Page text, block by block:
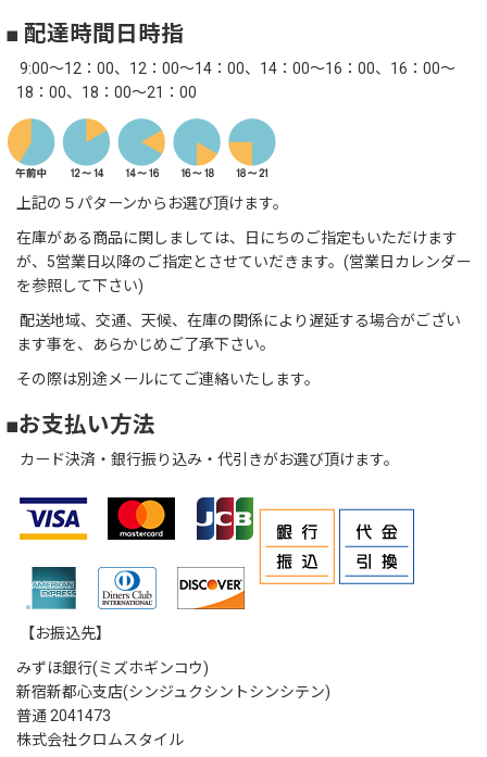
■ 配達時間日時指
9:00～12：00、12：00～14：00、14：00～16：00、16：00～
18：00、18：00～21：00
上記の５パターンからお選び頂けます。
在庫がある商品に関しましては、日にちのご指定もいただけます
が、5営業日以降のご指定とさせていだきます。(営業日カレンダー
を参照して下さい)
配送地域、交通、天候、在庫の関係により遅延する場合がござい
ます事を、あらかじめご了承下さい。
その際は別途メールにてご連絡いたします。
■お支払い方法
カード決済・銀行振り込み・代引きがお選び頂けます。
【お振込先】
みずほ銀行(ミズホギンコウ)
新宿新都心支店(シンジュクシントシンシテン)
普通 2041473
株式会社クロムスタイル